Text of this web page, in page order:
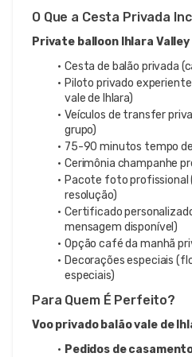
O Que a Cesta Privada
Private balloon Ihlara Valley
Cesta de balão privada
Piloto privado
vale de Ihlara)
Veículos de transfer
grupo)
75-90 minutos tempo
Cerimônia champanhe
Pacote foto
resolução)
Certificado
mensagem disponível)
Opção café da manhã
Decorações especiais
especiais)
Para Quem É Perfeito?
Voo privado balão vale de
Pedidos de